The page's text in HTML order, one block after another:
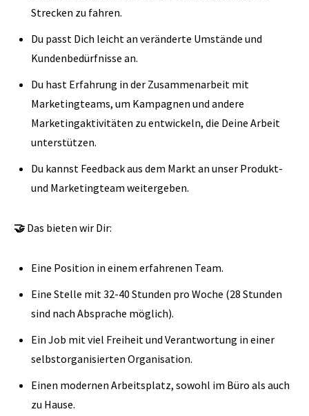
Strecken zu fahren.
Du passt Dich leicht an veränderte Umstände und
Kundenbedürfnisse an.
Du hast Erfahrung in der Zusammenarbeit mit
Marketingteams, um Kampagnen und andere
Marketingaktivitäten zu entwickeln, die Deine Arbeit
unterstützen.
Du kannst Feedback aus dem Markt an unser Produkt-
und Marketingteam weitergeben.
🤝 Das bieten wir Dir:
Eine Position in einem erfahrenen Team.
Eine Stelle mit 32-40 Stunden pro Woche (28 Stunden
sind nach Absprache möglich).
Ein Job mit viel Freiheit und Verantwortung in einer
selbstorganisierten Organisation.
Einen modernen Arbeitsplatz, sowohl im Büro als auch
zu Hause.